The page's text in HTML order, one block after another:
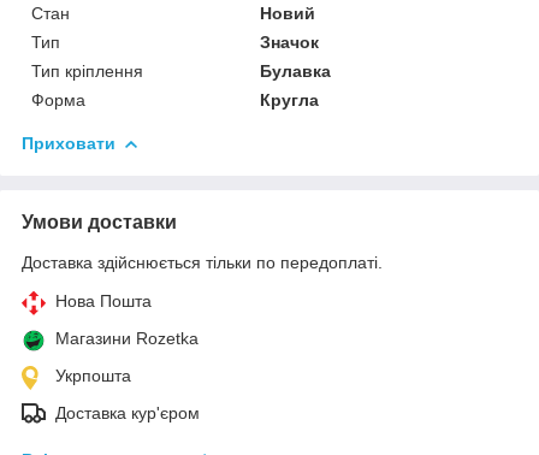
Стан
Новий
Тип
Значок
Тип кріплення
Булавка
Форма
Кругла
Приховати
Умови доставки
Доставка здійснюється тільки по передоплаті.
Нова Пошта
Магазини Rozetka
Укрпошта
Доставка кур'єром